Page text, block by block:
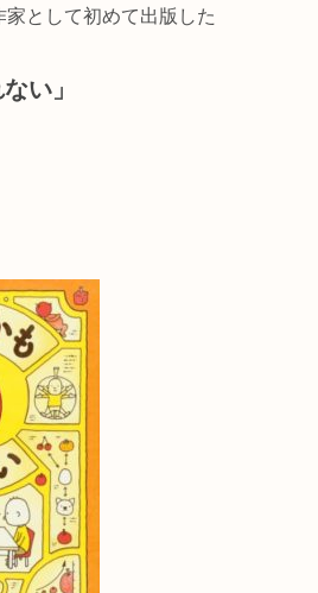
として初めて出版した
い」